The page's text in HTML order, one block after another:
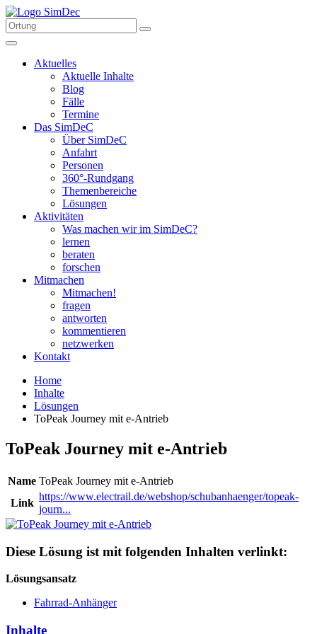
Aktuelles
Aktuelle Inhalte
Blog
Fälle
Termine
Das SimDeC
Über SimDeC
Anfahrt
Personen
360°-Rundgang
Themenbereiche
Lösungen
Aktivitäten
Was machen wir im SimDeC?
lernen
beraten
forschen
Mitmachen
Mitmachen!
fragen
antworten
kommentieren
netzwerken
Kontakt
Home
Inhalte
Lösungen
ToPeak Journey mit e-Antrieb
ToPeak Journey mit e-Antrieb
Name ToPeak Journey mit e-Antrieb
Link
https://www.electrail.de/webshop/schubanhaenger/topeak-
journ...
Diese Lösung ist mit folgenden Inhalten verlinkt:
Lösungsansatz
Fahrrad-Anhänger
Inhalte